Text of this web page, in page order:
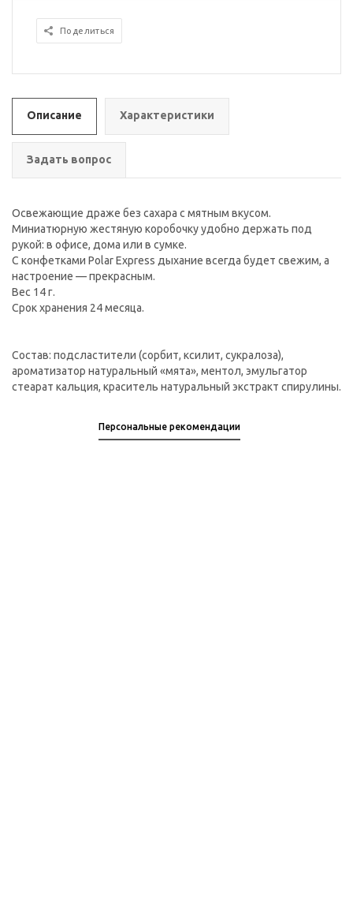
Поделиться
Описание Характеристики
Задать вопрос
Освежающие драже без сахара с мятным вкусом.
Миниатюрную жестяную коробочку удобно держать под
рукой: в офисе, дома или в сумке.
С конфетками Polar Express дыхание всегда будет свежим, а
настроение — прекрасным.
Вес 14 г.
Срок хранения 24 месяца.
Состав: подсластители (сорбит, ксилит, сукралоза),
ароматизатор натуральный «мята», ментол, эмульгатор
стеарат кальция, краситель натуральный экстракт спирулины.
Персональные рекомендации